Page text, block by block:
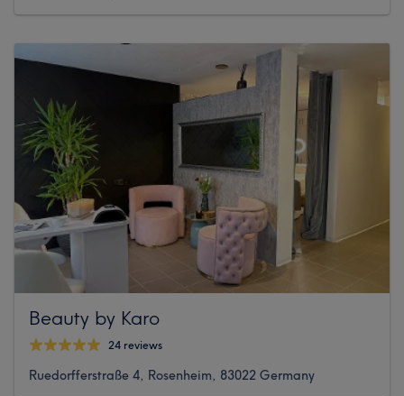
Beauty by Karo
24 reviews
Ruedorfferstraße 4, Rosenheim, 83022 Germany